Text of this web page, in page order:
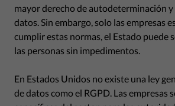
mayor derecho de autodeterminación
datos. Sin embargo, solo las empresas
cumplir estas normas, el Estado puede
las personas sin impedimentos.
En Estados Unidos no existe una ley
de datos como el RGPD. Las empresas